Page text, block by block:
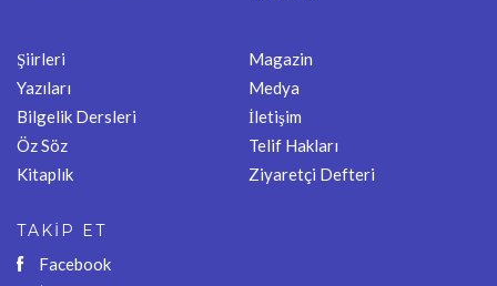
Şiirleri
Yazıları
Bilgelik Dersleri
Öz Söz
Kitaplık
Magazin
Medya
İletişim
Telif Hakları
Ziyaretçi Defteri
TAKİP ET
Facebook